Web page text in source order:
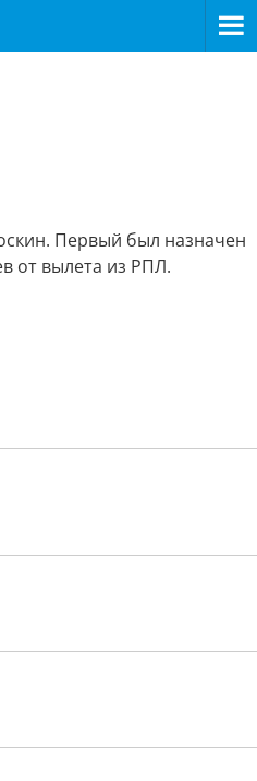
Первый был назначен
от вылета из РПЛ.